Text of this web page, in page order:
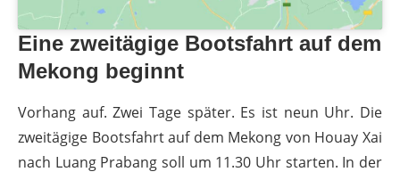
Eine zweitägige Bootsfahrt auf dem
Mekong beginnt
Vorhang auf. Zwei Tage später. Es ist neun Uhr. Die
zweitägige Bootsfahrt auf dem Mekong von Houay Xai
nach Luang Prabang soll um 11.30 Uhr starten. In der